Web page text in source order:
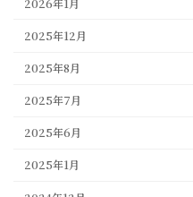
2026年1月
2025年12月
2025年8月
2025年7月
2025年6月
2025年1月